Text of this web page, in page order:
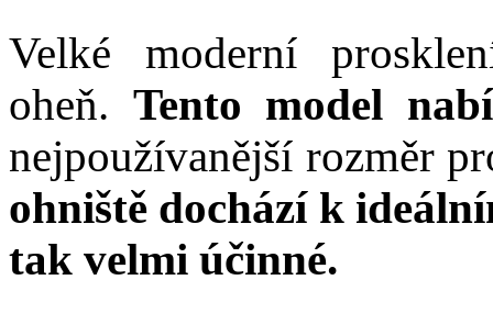
Velké moderní
oheň. Tento model
nejpoužívanější rozměr
ohniště dochází k
tak velmi účinné.